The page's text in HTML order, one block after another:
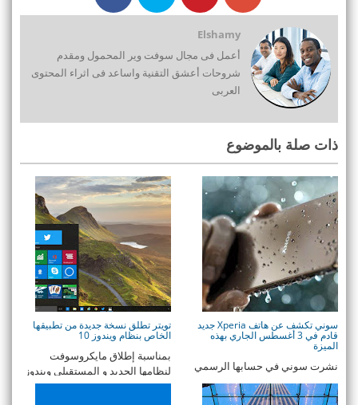
Elshamy
أعمل فى مجال سوفت وير المحمول ومقدم
شروحات أعشق التقنية واساعد فى اثراء المحتوى
العربى
ذات صلة بالموضوع
سوني تكشف عن هاتف Xperia جديد
قادم في 3 أغسطس الجاري بهذه
الميزة
نشرت سوني في حسابها الرسمي
Sony Xperia على تويتر تغريدة
تخبرنا فيها بقدوم ...
تويتر تطلق نسخة جديدة من تطبيقها
الخاص بنظام ويندوز 10
بمناسبة إطلاق مايكروسوفت
لنظامها الجديد و المستقبلي ويندوز
10، أطلقت تويتر ...